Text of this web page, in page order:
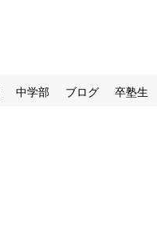
中学部 ブログ 卒塾生